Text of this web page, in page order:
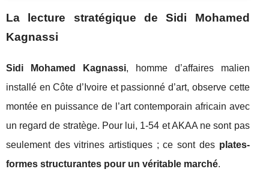
La lecture stratégique de Sidi Mohamed
Kagnassi
Sidi Mohamed Kagnassi, homme d’affaires malien
installé en Côte d’Ivoire et passionné d’art, observe cette
montée en puissance de l’art contemporain africain avec
un regard de stratège. Pour lui, 1-54 et AKAA ne sont pas
seulement des vitrines artistiques ; ce sont des plates-
formes structurantes pour un véritable marché.